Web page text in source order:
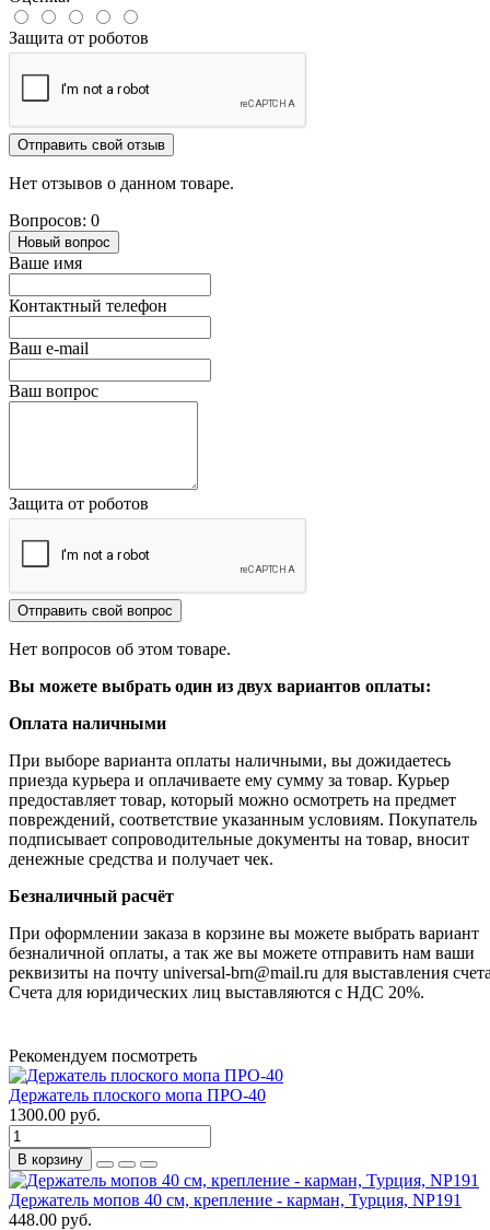
Защита от роботов
Отправить свой отзыв
Нет отзывов о данном товаре.
Вопросов: 0
Новый вопрос
Ваше имя
Контактный телефон
Ваш e-mail
Ваш вопрос
Защита от роботов
Отправить свой вопрос
Нет вопросов об этом товаре.
Вы можете выбрать один из двух вариантов оплаты:
Оплата наличными
При выборе варианта оплаты наличными, вы дожидаетесь
приезда курьера и оплачиваете ему сумму за товар. Курьер
предоставляет товар, который можно осмотреть на предмет
повреждений, соответствие указанным условиям. Покупатель
подписывает сопроводительные документы на товар, вносит
денежные средства и получает чек.
Безналичный расчёт
При оформлении заказа в корзине вы можете выбрать вариант
безналичной оплаты, а так же вы можете отправить нам ваши
реквизиты на почту universal-brn@mail.ru для выставления
Счета для юридических лиц выставляются с НДС 20%.
Рекомендуем посмотреть
Держатель плоского мопа ПРО-40
1300.00 руб.
В корзину
Держатель мопов 40 см, крепление - карман, Турция, NP191
448.00 руб.